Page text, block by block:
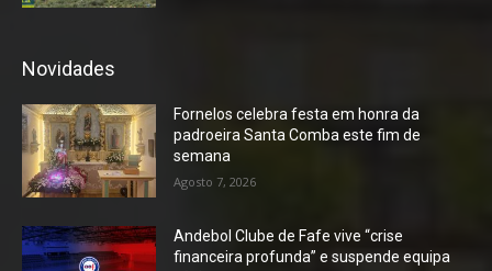
Novidades
Fornelos celebra festa em honra da
padroeira Santa Comba este fim de
semana
Agosto 7, 2026
Andebol Clube de Fafe vive “crise
financeira profunda” e suspende equipa